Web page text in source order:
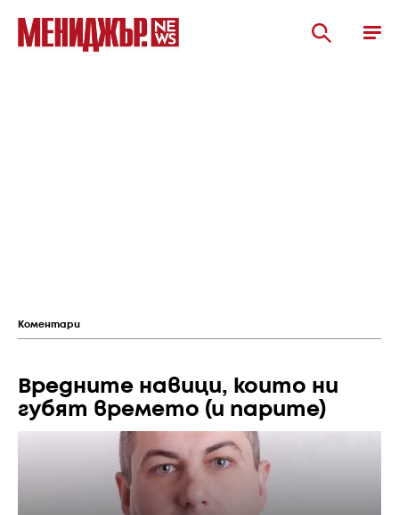
Коментари
Вредните навици, които ни
губят времето (и парите)